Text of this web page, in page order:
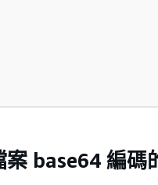
案 base64 編碼